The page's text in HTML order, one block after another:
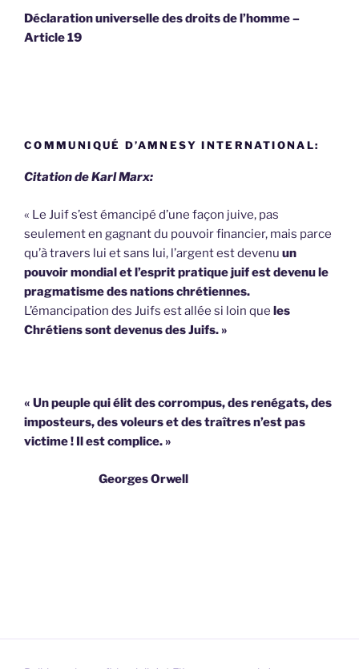
Déclaration universelle des droits de l’homme –
Article 19
COMMUNIQUÉ D’AMNESY INTERNATIONAL:
Citation de Karl Marx:
« Le Juif s’est émancipé d’une façon juive, pas
seulement en gagnant du pouvoir financier, mais parce
qu’à travers lui et sans lui, l’argent est devenu un
pouvoir mondial et l’esprit pratique juif est devenu le
pragmatisme des nations chrétiennes.
L’émancipation des Juifs est allée si loin que les
Chrétiens sont devenus des Juifs. »
« Un peuple qui élit des corrompus, des renégats, des
imposteurs, des voleurs et des traîtres n’est pas
victime ! Il est complice. »
Georges Orwell